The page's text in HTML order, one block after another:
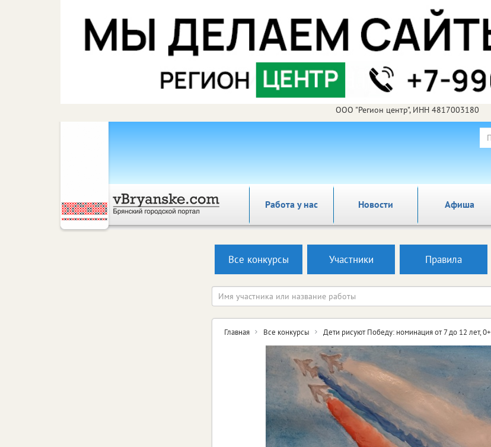
ООО "Регион центр", ИНН 4817003180
Работа у нас Новости Афиша
Все конкурсы Участники Правила
Главная Все конкурсы Дети рисуют Победу: номинация от 7 до 12 лет, 0+